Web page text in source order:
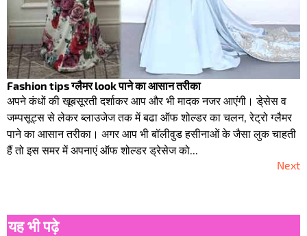
Fashion tips ग्लैमर look पाने का आसान तरीका
अपने कंधों की खूबसूरती दर्शाकर आप और भी मादक नजर आएंगी। डे्सेस व
जम्पसूट्स से लेकर ब्लाउजेज तक में बढा ऑफ शोल्डर का चलन, रेट्रो ग्लैमर
पाने का आसान तरीका। अगर आप भी बॉलीवुड हसीनाओं के जैसा लुक चाहती
हैं तो इस समर में अपनाएं ऑफ शोल्डर ड्रेसेज को...
Next
यह भी पढ़े